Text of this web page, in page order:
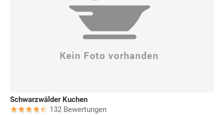
Schwarzwälder Kuchen
132 Bewertungen